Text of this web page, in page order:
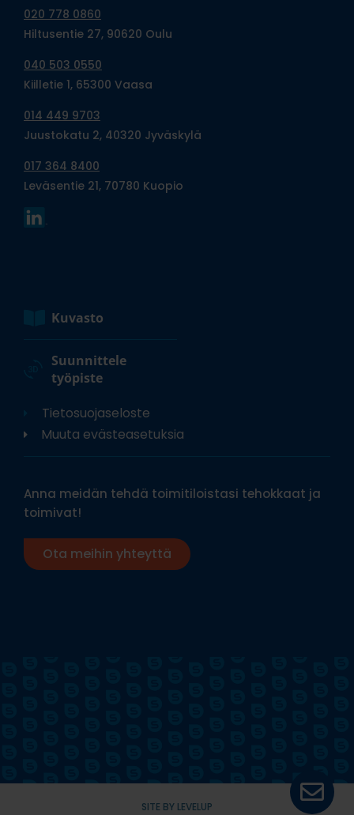
020 778 0860
Hiltusentie 27, 90620 Oulu
040 503 0550
Kiilletie 1, 65300 Vaasa
014 449 9703
Juustokatu 2, 40320 Jyväskylä
017 364 8400
Leväsentie 21, 70780 Kuopio
Kuvasto
Suunnittele
työpiste
Tietosuojaseloste
Muuta evästeasetuksia
Anna meidän tehdä toimitiloistasi tehokkaat ja
toimivat!
Ota meihin yhteyttä
SITE BY LEVELUP